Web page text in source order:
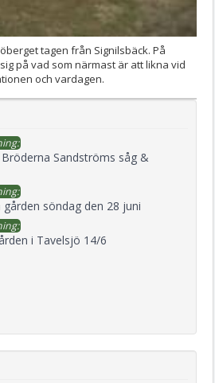
tagen från Signilsbäck. På
på vad som närmast är att likna vid
och vardagen.
Sandströms såg &
gården söndag den 28 juni
i Tavelsjö 14/6